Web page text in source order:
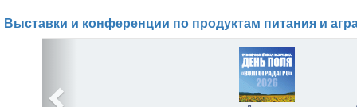
Выставки и конференции по продуктам питания и